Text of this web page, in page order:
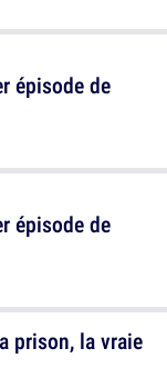
épisode de
épisode de
prison, la vraie